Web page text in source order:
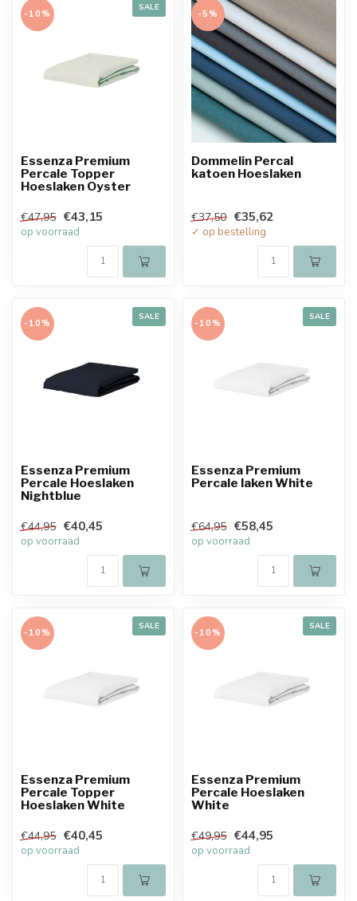
SALE
-10%
Essenza Premium
Percale Topper
Hoeslaken Oyster
€47,95 €43,15
op voorraad
-5%
Dommelin Percal
katoen Hoeslaken
€37,50 €35,62
✓ op bestelling
SALE
-10%
Essenza Premium
Percale Hoeslaken
Nightblue
€44,95 €40,45
op voorraad
SALE
-10%
Essenza Premium
Percale laken White
€64,95 €58,45
op voorraad
SALE
-10%
Essenza Premium
Percale Topper
Hoeslaken White
€44,95 €40,45
op voorraad
SALE
-10%
Essenza Premium
Percale Hoeslaken
White
€49,95 €44,95
op voorraad